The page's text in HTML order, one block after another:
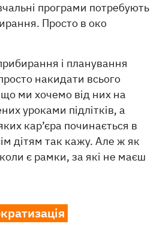
програми потребують
Просто в око
і планування
накидати всього
що ми хочемо від них на
уроками підлітків, а
кар’єра починається в
дітям так кажу. Але ж як
є рамки, за які не маєш